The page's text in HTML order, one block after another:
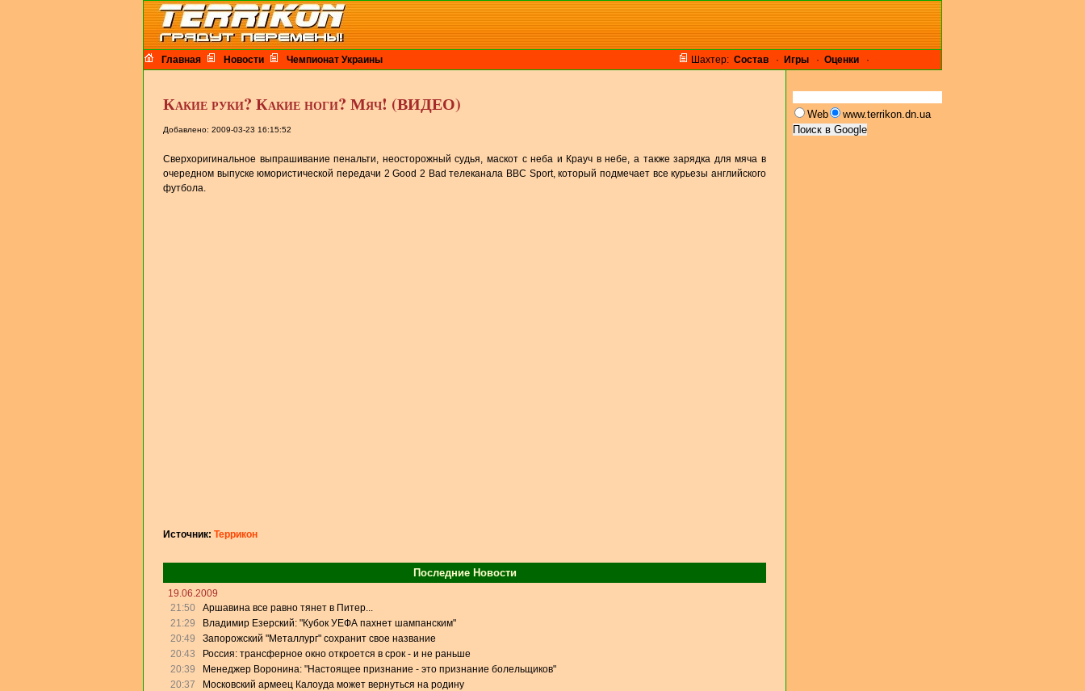
Главная Новости Чемпионат Украины Шахтер: Cостав · Игры · Оценки ·
Какие руки? Какие ноги? Мяч! (ВИДЕО)
Добавлено: 2009-03-23 16:15:52
Сверхоригинальное выпрашивание пенальти, неосторожный судья, маскот с неба и Крауч в небе, а также зарядка для мяча в
очередном выпуске юмористической передачи 2 Good 2 Bad телеканала BBC Sport, который подмечает все курьезы английского
футбола.
Источник: Террикон
Последние Новости
19.06.2009
21:50
Аршавина все равно тянет в Питер...
21:29
Владимир Езерский: "Кубок УЕФА пахнет шампанским"
20:49
Запорожский "Металлург" сохранит свое название
20:43
Россия: трансферное окно откроется в срок - и не раньше
20:39
Менеджер Воронина: "Настоящее признание - это признание болельщиков"
20:37
Московский армеец Калоуда может вернуться на родину
Web www.terrikon.dn.ua